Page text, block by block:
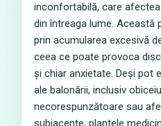
inconfortabilă, care
din întreaga lume. Această
prin acumularea excesivă
ceea ce poate provoca
și chiar anxietate. Deși pot
ale balonării, inclusiv
necorespunzătoare sau
subiacente, plantele